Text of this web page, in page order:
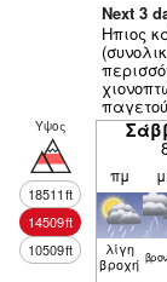
Next 3
Ηπιος
Υψος
18511ft
14509ft
10509ft
πμ
λίγη
βροχή